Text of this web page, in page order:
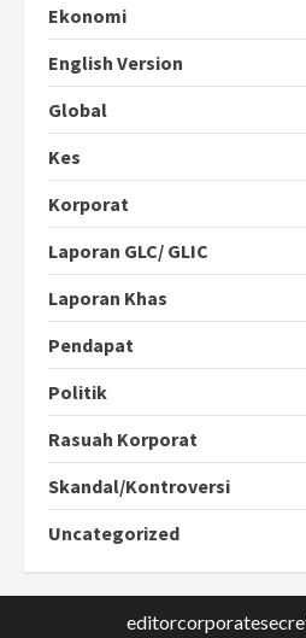
Ekonomi
English Version
Global
Kes
Korporat
Laporan GLC/ GLIC
Laporan Khas
Pendapat
Politik
Rasuah Korporat
Skandal/Kontroversi
Uncategorized